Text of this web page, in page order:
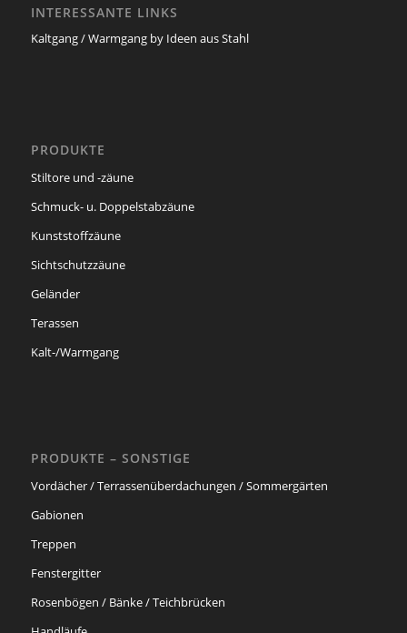
INTERESSANTE LINKS
Kaltgang / Warmgang by Ideen aus Stahl
PRODUKTE
Stiltore und -zäune
Schmuck- u. Doppelstabzäune
Kunststoffzäune
Sichtschutzzäune
Geländer
Terassen
Kalt-/Warmgang
PRODUKTE – SONSTIGE
Vordächer / Terrassenüberdachungen / Sommergärten
Gabionen
Treppen
Fenstergitter
Rosenbögen / Bänke / Teichbrücken